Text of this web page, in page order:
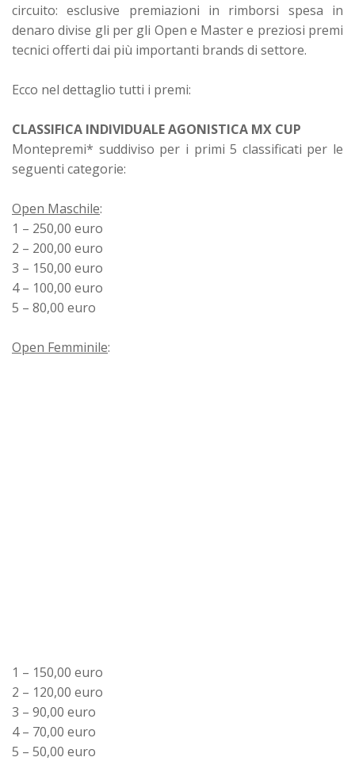
circuito: esclusive premiazioni in rimborsi spesa in
denaro divise gli per gli Open e Master e preziosi premi
tecnici offerti dai più importanti brands di settore.
Ecco nel dettaglio tutti i premi:
CLASSIFICA INDIVIDUALE AGONISTICA MX CUP
Montepremi* suddiviso per i primi 5 classificati per le
seguenti categorie:
Open Maschile:
1 – 250,00 euro
2 – 200,00 euro
3 – 150,00 euro
4 – 100,00 euro
5 – 80,00 euro
Open Femminile:
1 – 150,00 euro
2 – 120,00 euro
3 – 90,00 euro
4 – 70,00 euro
5 – 50,00 euro